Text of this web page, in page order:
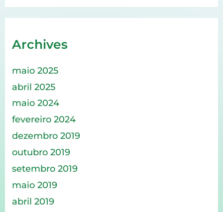
Archives
maio 2025
abril 2025
maio 2024
fevereiro 2024
dezembro 2019
outubro 2019
setembro 2019
maio 2019
abril 2019